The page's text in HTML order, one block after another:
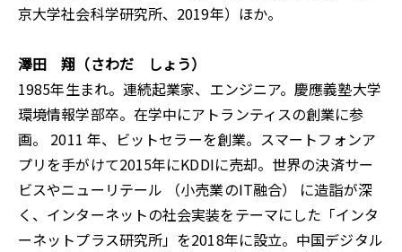
京大学社会科学研究所、2019年）ほか。
澤田 翔（さわだ しょう）
1985年生まれ。連続起業家、エンジニア。慶應義塾大学
環境情報学部卒。在学中にアトランティスの創業に参
画。 2011 年、ビットセラーを創業。スマートフォンア
プリを手がけて2015年にKDDIに売却。世界の決済サー
ビスやニューリテール （小売業のIT融合） に造詣が深
く、インターネットの社会実装をテーマにした「インタ
ーネットプラス研究所」を2018年に設立。中国デジタル